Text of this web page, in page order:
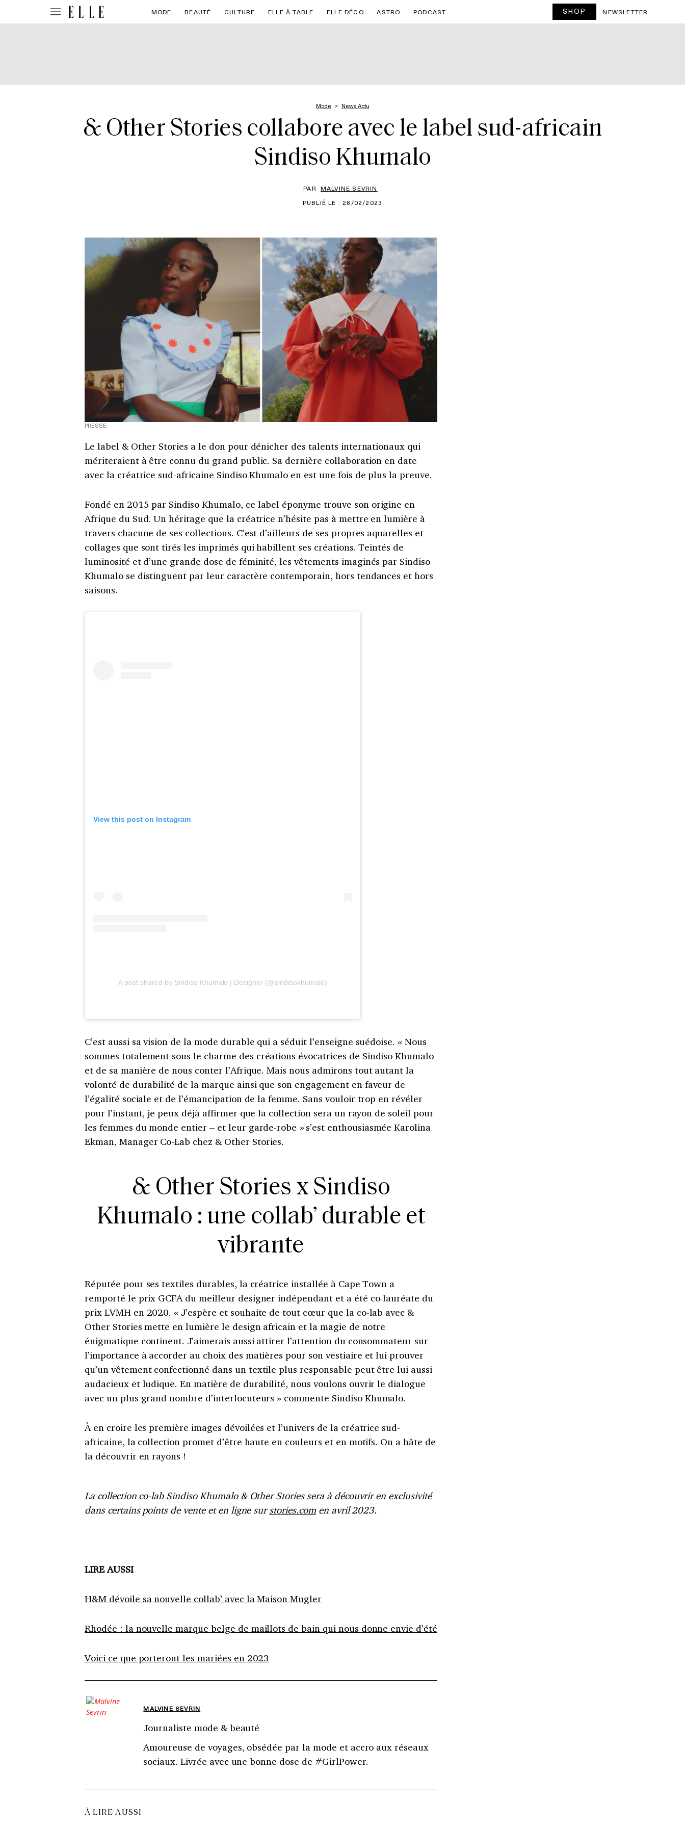
MODE BEAUTÉ CULTURE ELLE À TABLE ELLE DÉCO ASTRO PODCAST SHOP NEWSLETTER
Mode News Actu
& Other Stories collabore avec le label sud-africain
Sindiso Khumalo
PAR MALVINE SEVRIN
PUBLIÉ LE : 28/02/2023
PRESSE
Le label & Other Stories a le don pour dénicher des talents internationaux qui
mériteraient à être connu du grand public. Sa dernière collaboration en date
avec la créatrice sud-africaine Sindiso Khumalo en est une fois de plus la preuve.
Fondé en 2015 par Sindiso Khumalo, ce label éponyme trouve son origine en
Afrique du Sud. Un héritage que la créatrice n’hésite pas à mettre en lumière à
travers chacune de ses collections. C’est d’ailleurs de ses propres aquarelles et
collages que sont tirés les imprimés qui habillent ses créations. Teintés de
luminosité et d’une grande dose de féminité, les vêtements imaginés par Sindiso
Khumalo se distinguent par leur caractère contemporain, hors tendances et hors
saisons.
View this post on Instagram
A post shared by Sindiso Khumalo | Designer (@sindisokhumalo)
C’est aussi sa vision de la mode durable qui a séduit l’enseigne suédoise. « Nous
sommes totalement sous le charme des créations évocatrices de Sindiso Khumalo
et de sa manière de nous conter l’Afrique. Mais nous admirons tout autant la
volonté de durabilité de la marque ainsi que son engagement en faveur de
l’égalité sociale et de l’émancipation de la femme. Sans vouloir trop en révéler
pour l’instant, je peux déjà affirmer que la collection sera un rayon de soleil pour
les femmes du monde entier – et leur garde-robe » s’est enthousiasmée Karolina
Ekman, Manager Co-Lab chez & Other Stories.
& Other Stories x Sindiso
Khumalo : une collab’ durable et
vibrante
Réputée pour ses textiles durables, la créatrice installée à Cape Town a
remporté le prix GCFA du meilleur designer indépendant et a été co-lauréate du
prix LVMH en 2020. « J’espère et souhaite de tout cœur que la co-lab avec &
Other Stories mette en lumière le design africain et la magie de notre
énigmatique continent. J’aimerais aussi attirer l’attention du consommateur sur
l’importance à accorder au choix des matières pour son vestiaire et lui prouver
qu’un vêtement confectionné dans un textile plus responsable peut être lui aussi
audacieux et ludique. En matière de durabilité, nous voulons ouvrir le dialogue
avec un plus grand nombre d’interlocuteurs » commente Sindiso Khumalo.
À en croire les première images dévoilées et l’univers de la créatrice sud-
africaine, la collection promet d’être haute en couleurs et en motifs. On a hâte de
la découvrir en rayons !
La collection co-lab Sindiso Khumalo & Other Stories sera à découvrir en exclusivité
dans certains points de vente et en ligne surstories.comen avril 2023.
LIRE AUSSI
H&M dévoile sa nouvelle collab’ avec la Maison Mugler
Rhodée : la nouvelle marque belge de maillots de bain qui nous donne envie d’été
Voici ce que porteront les mariées en 2023
MALVINE SEVRIN
Journaliste mode & beauté
Amoureuse de voyages, obsédée par la mode et accro aux réseaux
sociaux. Livrée avec une bonne dose de #GirlPower.
À LIRE AUSSI